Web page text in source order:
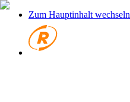
Zum Hauptinhalt wechseln